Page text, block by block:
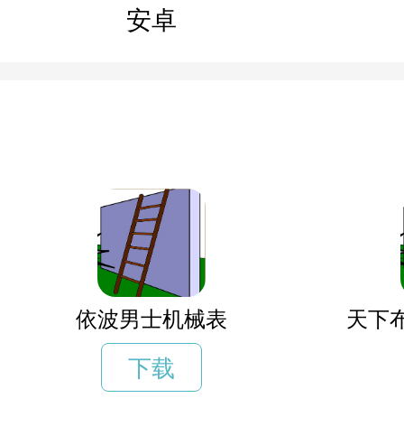
安卓
依波男士机械表
下载
天下